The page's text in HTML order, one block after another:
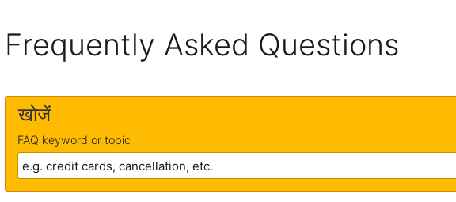
Frequently Asked Questions
खोजें
FAQ keyword or topic